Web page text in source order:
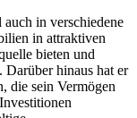
in verschiedene
in attraktiven
bieten und
hinaus hat er
die sein Vermögen